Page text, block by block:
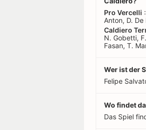
Pro Vercelli
Anton, D.
Caldiero
N. Gobetti,
Fasan, T.
Wer ist der
Felipe
Wo findet
Das Spiel